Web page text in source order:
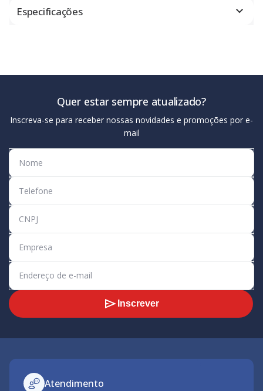
Especificações
Quer estar sempre atualizado?
Inscreva-se para receber nossas novidades e promoções por e-
mail
Inscrever
Atendimento